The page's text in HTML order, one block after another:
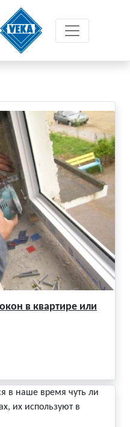
в квартире или
в наше время чуть ли
их используют в